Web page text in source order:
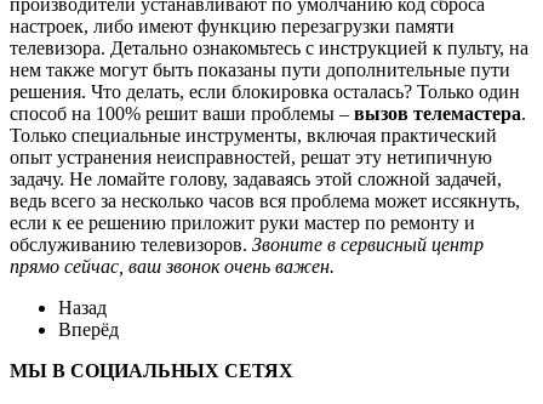
настроек, либо имеют функцию перезагрузки памяти
телевизора. Детально ознакомьтесь с инструкцией к пульту, на
нем также могут быть показаны пути дополнительные пути
решения. Что делать, если блокировка осталась? Только один
способ на 100% решит ваши проблемы – вызов телемастера.
Только специальные инструменты, включая практический
опыт устранения неисправностей, решат эту нетипичную
задачу. Не ломайте голову, задаваясь этой сложной задачей,
ведь всего за несколько часов вся проблема может иссякнуть,
если к ее решению приложит руки мастер по ремонту и
обслуживанию телевизоров. Звоните в сервисный центр
прямо сейчас, ваш звонок очень важен.
Назад
Вперёд
МЫ В СОЦИАЛЬНЫХ СЕТЯХ